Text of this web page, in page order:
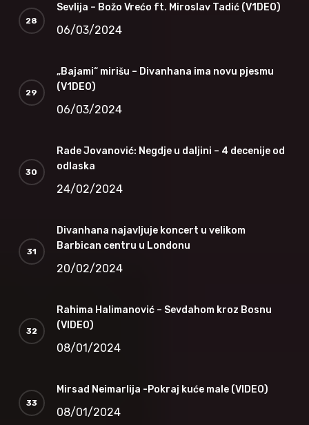
Sevlija – Božo Vrećo ft. Miroslav Tadić (V1DEO)
06/03/2024
„Bajami“ mirišu – Divanhana ima novu pjesmu
(V1DEO)
06/03/2024
Rade Jovanović: Negdje u daljini – 4 decenije od
odlaska
24/02/2024
Divanhana najavljuje koncert u velikom
Barbican centru u Londonu
20/02/2024
Rahima Halimanović – Sevdahom kroz Bosnu
(VIDEO)
08/01/2024
Mirsad Neimarlija -Pokraj kuće male (VIDEO)
08/01/2024